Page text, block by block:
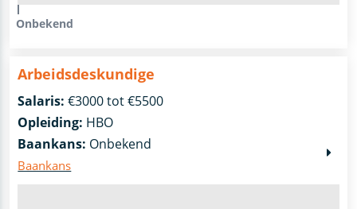
Onbekend
Arbeidsdeskundige
Salaris: €3000 tot €5500
Opleiding: HBO
Baankans: Onbekend
Baankans